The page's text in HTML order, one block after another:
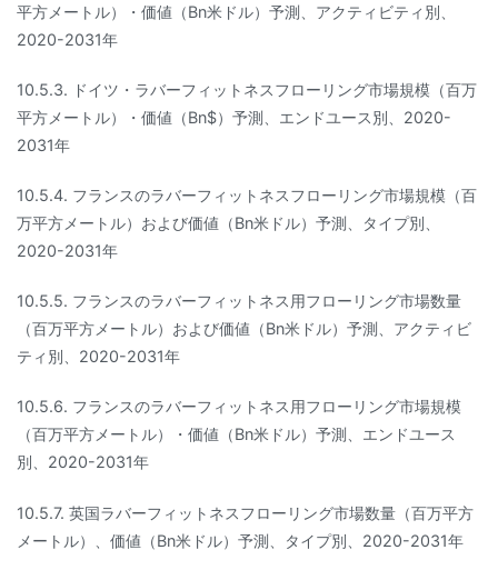
平方メートル）・価値（Bn米ドル）予測、アクティビティ別、
2020-2031年
10.5.3. ドイツ・ラバーフィットネスフローリング市場規模（百万
平方メートル）・価値（Bn$）予測、エンドユース別、2020-
2031年
10.5.4. フランスのラバーフィットネスフローリング市場規模（百
万平方メートル）および価値（Bn米ドル）予測、タイプ別、
2020-2031年
10.5.5. フランスのラバーフィットネス用フローリング市場数量
（百万平方メートル）および価値（Bn米ドル）予測、アクティビ
ティ別、2020-2031年
10.5.6. フランスのラバーフィットネス用フローリング市場規模
（百万平方メートル）・価値（Bn米ドル）予測、エンドユース
別、2020-2031年
10.5.7. 英国ラバーフィットネスフローリング市場数量（百万平方
メートル）、価値（Bn米ドル）予測、タイプ別、2020-2031年